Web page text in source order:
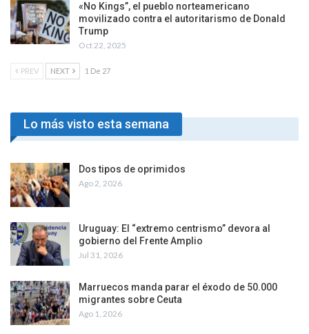
«No Kings”, el pueblo norteamericano
movilizado contra el autoritarismo de Donald
Trump
Oct 22, 2025
PREV NEXT 1 De 27
Lo más visto esta semana
Dos tipos de oprimidos
Ago 2, 2026
Uruguay: El “extremo centrismo” devora al
gobierno del Frente Amplio
Jul 31, 2026
Marruecos manda parar el éxodo de 50.000
migrantes sobre Ceuta
Ago 1, 2026